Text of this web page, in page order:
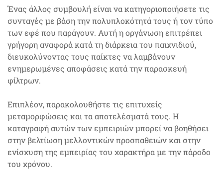
Ένας άλλος συμβουλή είναι να κατηγοριοποιήσετε τις
συνταγές με βάση την πολυπλοκότητά τους ή τον τύπο
των εφέ που παράγουν. Αυτή η οργάνωση επιτρέπει
γρήγορη αναφορά κατά τη διάρκεια του παιχνιδιού,
διευκολύνοντας τους παίκτες να λαμβάνουν
ενημερωμένες αποφάσεις κατά την παρασκευή
φίλτρων.
Επιπλέον, παρακολουθήστε τις επιτυχείς
μεταμορφώσεις και τα αποτελέσματά τους. Η
καταγραφή αυτών των εμπειριών μπορεί να βοηθήσει
στην βελτίωση μελλοντικών προσπαθειών και στην
ενίσχυση της εμπειρίας του χαρακτήρα με την πάροδο
του χρόνου.